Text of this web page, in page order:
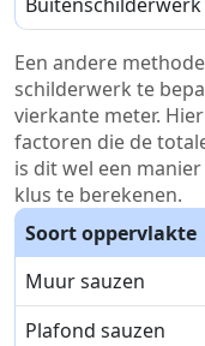
Een andere
schilderwerk te
vierkante meter.
factoren die de
is dit wel een
klus te berekenen.
Soort oppervlakte
Muur sauzen
Plafond sauzen